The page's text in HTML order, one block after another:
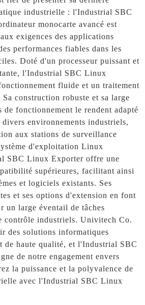
industrielle : l'Industrial SBC
monocarte avancé est
exigences des applications
performances fiables dans les
Doté d'un processeur puissant et
l'Industrial SBC Linux
fluide et un traitement
construction robuste et sa large
de fonctionnement le rendent adapté
environnements industriels,
aux stations de surveillance
d'exploitation Linux
SBC Linux Exporter offre une
supérieures, facilitant ainsi
et logiciels existants. Ses
et ses options d'extension en font
un large éventail de tâches
contrôle industriels. Univitech Co.
des solutions informatiques
de haute qualité, et l'Industrial SBC
de notre engagement envers
la puissance et la polyvalence de
avec l'Industrial SBC Linux